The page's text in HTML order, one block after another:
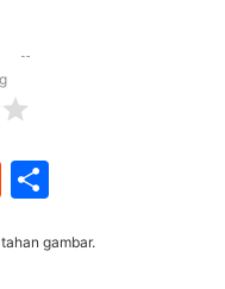
Reddit
gambar.